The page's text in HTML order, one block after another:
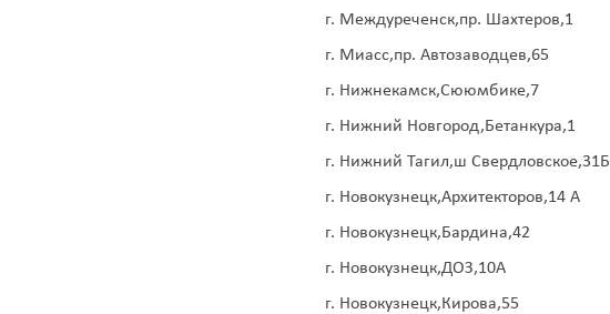
г. Междуреченск,пр. Шахтеров,1
г. Миасс,пр. Автозаводцев,65
г. Нижнекамск,Сююмбике,7
г. Нижний Новгород,Бетанкура,1
г. Нижний Тагил,ш Свердловское,31Б
г. Новокузнецк,Архитекторов,14 А
г. Новокузнецк,Бардина,42
г. Новокузнецк,ДОЗ,10А
г. Новокузнецк,Кирова,55